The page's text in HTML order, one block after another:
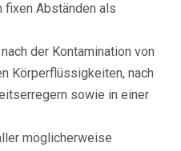
fixen Abständen als
der Kontamination von
Körperflüssigkeiten, nach
sowie in einer
möglicherweise